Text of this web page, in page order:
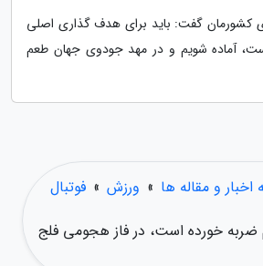
کشورمان گفت: باید برای هدف گذاری اصلی
که المپیک 2020 است، آماده شویم و در مهد جودوی جهان طعم
اخبار و مقاله ها » ورزش » فوتبال
ضربه خورده است، در فاز هجومی فلج